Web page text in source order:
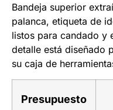
Bandeja superior
palanca, etiqueta de
listos para candado y
detalle está diseñado
su caja de
Presupuesto